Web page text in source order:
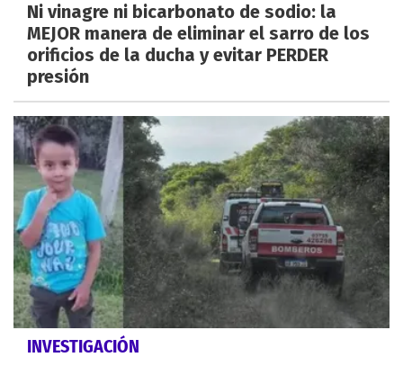
Ni vinagre ni bicarbonato de sodio: la
MEJOR manera de eliminar el sarro de los
orificios de la ducha y evitar PERDER
presión
INVESTIGACIÓN